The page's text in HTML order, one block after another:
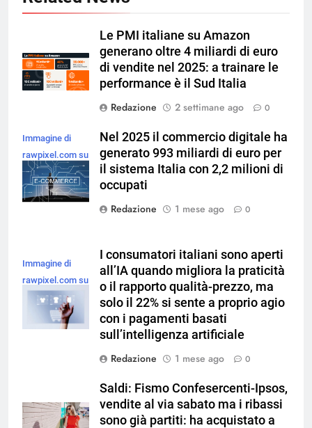
Le PMI italiane su Amazon
generano oltre 4 miliardi di euro
di vendite nel 2025: a trainare le
performance è il Sud Italia
Redazione
2 settimane ago 0
Immagine di
rawpixel.com su
Magnific
Nel 2025 il commercio digitale ha
generato 993 miliardi di euro per
il sistema Italia con 2,2 milioni di
occupati
Redazione
1 mese ago 0
Immagine di
rawpixel.com su
Magnific
I consumatori italiani sono aperti
all’IA quando migliora la praticità
o il rapporto qualità-prezzo, ma
solo il 22% si sente a proprio agio
con i pagamenti basati
sull’intelligenza artificiale
Redazione
1 mese ago 0
Saldi: Fismo Confesercenti-Ipsos,
vendite al via sabato ma i ribassi
sono già partiti: ha acquistato a